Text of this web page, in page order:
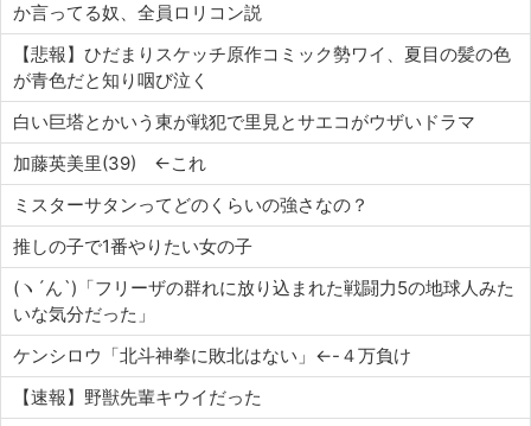
か言ってる奴、全員ロリコン説
【悲報】ひだまりスケッチ原作コミック勢ワイ、夏目の髪の色
が青色だと知り咽び泣く
白い巨塔とかいう東が戦犯で里見とサエコがウザいドラマ
加藤英美里(39) ←これ
ミスターサタンってどのくらいの強さなの？
推しの子で1番やりたい女の子
(ヽ´ん`)「フリーザの群れに放り込まれた戦闘力5の地球人みた
いな気分だった」
ケンシロウ「北斗神拳に敗北はない」←-４万負け
【速報】野獣先輩キウイだった